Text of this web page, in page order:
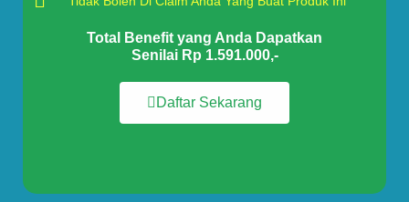
Total Benefit yang Anda Dapatkan
Senilai Rp 1.591.000,-
Daftar Sekarang